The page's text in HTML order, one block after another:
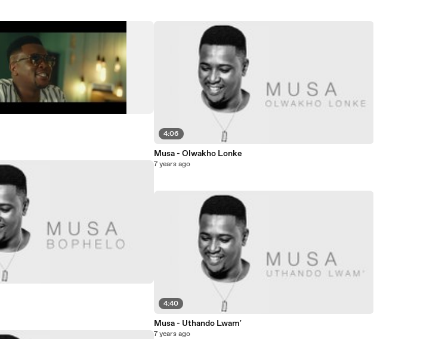
4:06
Musa - Olwakho Lonke
7 years ago
4:40
Musa - Uthando Lwam'
7 years ago